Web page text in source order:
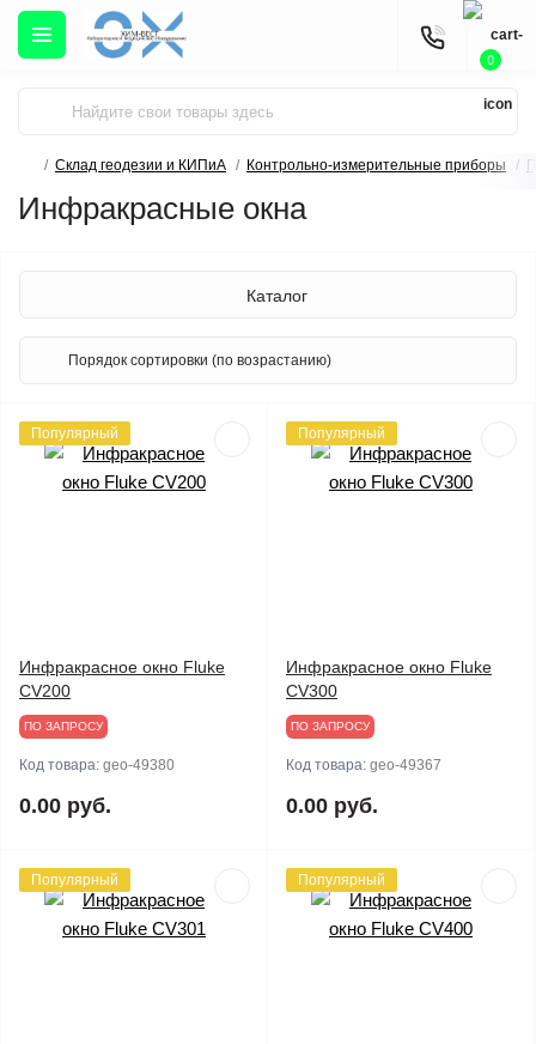
0
Склад геодезии и КИПиА Контрольно-измерительные приборы
Инфракрасные окна
Каталог
Популярный
Инфракрасное окно Fluke
CV200
ПО ЗАПРОСУ
Код товара: geo-49380
0.00 руб.
Популярный
Инфракрасное окно Fluke
CV300
ПО ЗАПРОСУ
Код товара: geo-49367
0.00 руб.
Популярный Популярный